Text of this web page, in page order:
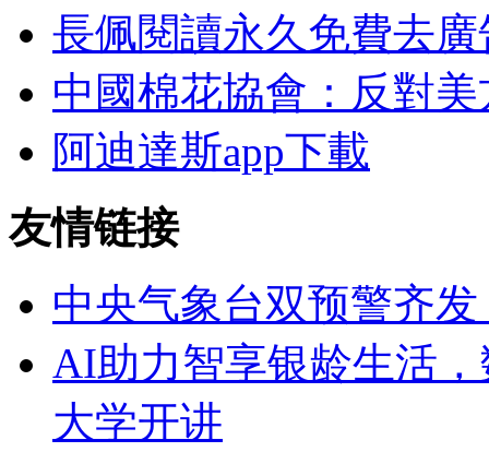
長佩閱讀永久免費去廣
中國棉花協會：反對
阿迪達斯app下載
友情链接
中央气象台双预警齐
AI助力智享银龄生活
大学开讲